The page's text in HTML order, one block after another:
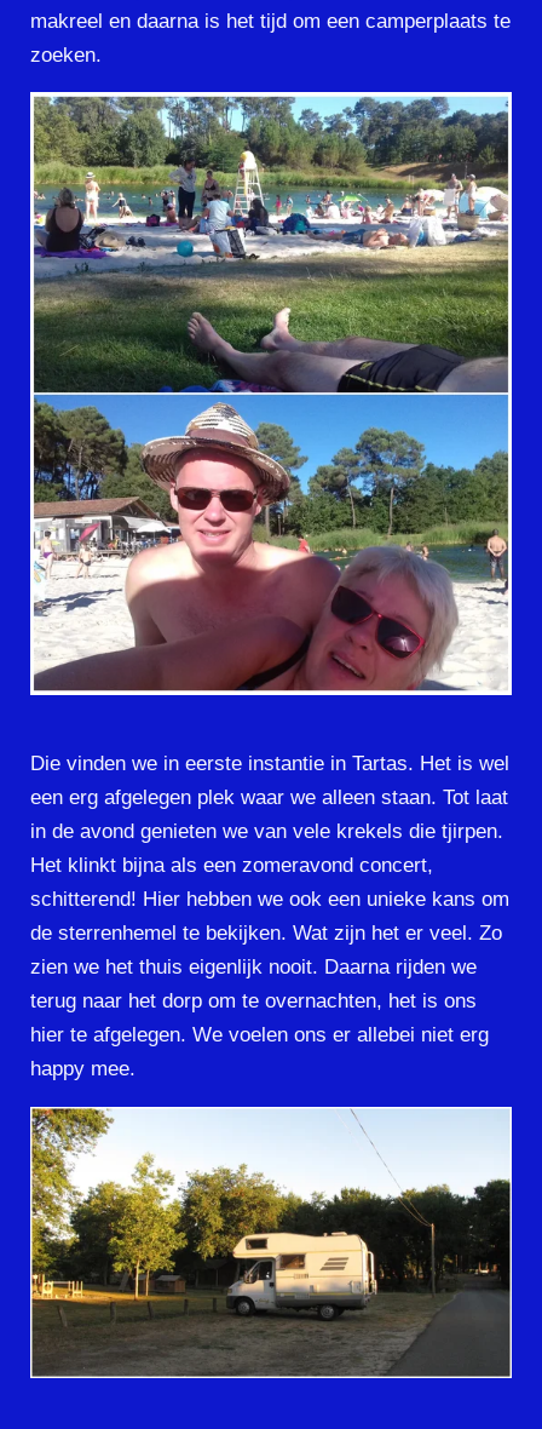
makreel en daarna is het tijd om een camperplaats te
zoeken.
Die vinden we in eerste instantie in Tartas. Het is wel
een erg afgelegen plek waar we alleen staan. Tot laat
in de avond genieten we van vele krekels die tjirpen.
Het klinkt bijna als een zomeravond concert,
schitterend! Hier hebben we ook een unieke kans om
de sterrenhemel te bekijken. Wat zijn het er veel. Zo
zien we het thuis eigenlijk nooit. Daarna rijden we
terug naar het dorp om te overnachten, het is ons
hier te afgelegen. We voelen ons er allebei niet erg
happy mee.